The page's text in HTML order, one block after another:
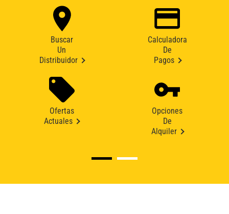
Buscar
Un
Distribuidor
Calculadora
De
Pagos
Ofertas
Actuales
Opciones
De
Alquiler